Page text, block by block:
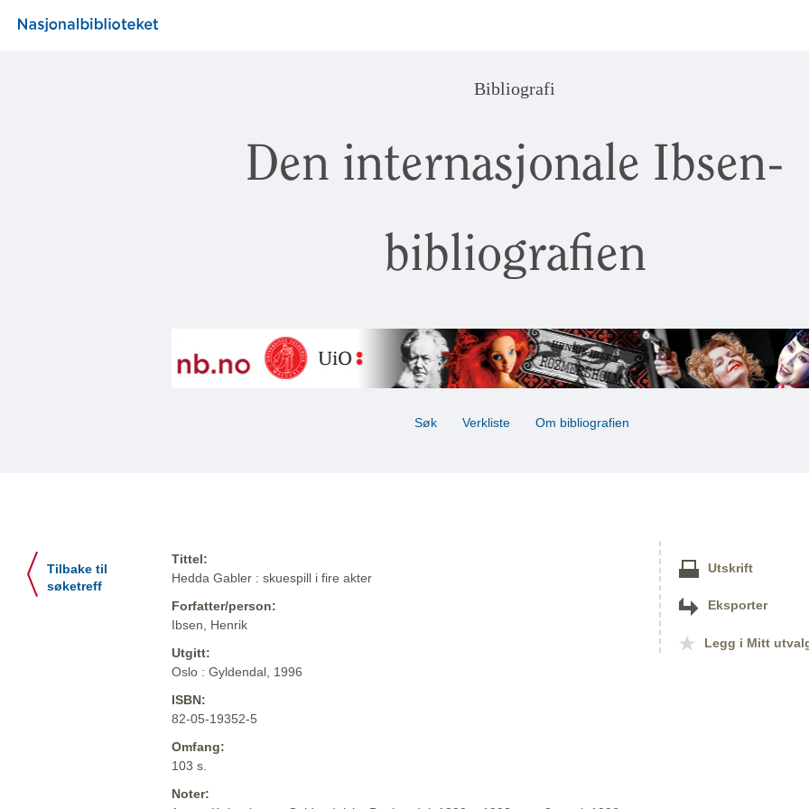
Bibliografi
Den internasjonale Ibsen-
bibliografien
Søk Verkliste Om bibliografien
Tilbake til
søketreff
Tittel:
Hedda Gabler : skuespill i fire akter
Forfatter/person:
Ibsen, Henrik
Utgitt:
Oslo : Gyldendal, 1996
ISBN:
82-05-19352-5
Omfang:
103 s.
Noter:
Utskrift
Eksporter
Legg i Mitt